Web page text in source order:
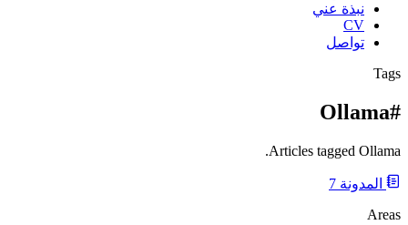
نبذة عني
CV
تواصل
Tags
#Ollama
Articles tagged Ollama.
المدونة 7
Areas